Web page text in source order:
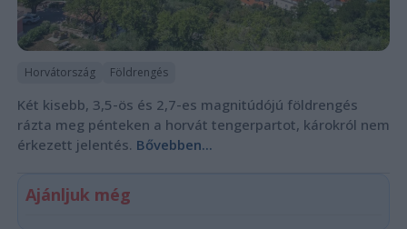
Horvátország Földrengés
Két kisebb, 3,5-ös és 2,7-es magnitúdójú földrengés
rázta meg pénteken a horvát tengerpartot, károkról nem
érkezett jelentés. Bővebben...
Ajánljuk még